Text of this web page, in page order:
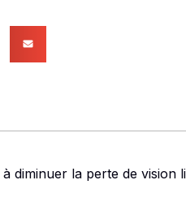
diminuer la perte de vision